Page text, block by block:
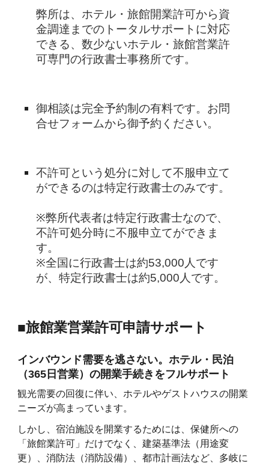
弊所は、ホテル・旅館開業許可から資
金調達までのトータルサポートに対応
できる、数少ないホテル・旅館営業許
可専門の行政書士事務所です。
御相談は完全予約制の有料です。お問
合せフォームから御予約ください。
不許可という処分に対して不服申立て
ができるのは特定行政書士のみです。
※弊所代表者は特定行政書士なので、
不許可処分時に不服申立てができま
す。
※全国に行政書士は約53,000人です
が、特定行政書士は約5,000人です。
■旅館業営業許可申請サポート
インバウンド需要を逃さない。ホテル・民泊
（365日営業）の開業手続きをフルサポート
観光需要の回復に伴い、ホテルやゲストハウスの開業
ニーズが高まっています。
しかし、宿泊施設を開業するためには、保健所への
「旅館業許可」だけでなく、建築基準法（用途変
更）、消防法（消防設備）、都市計画法など、多岐に